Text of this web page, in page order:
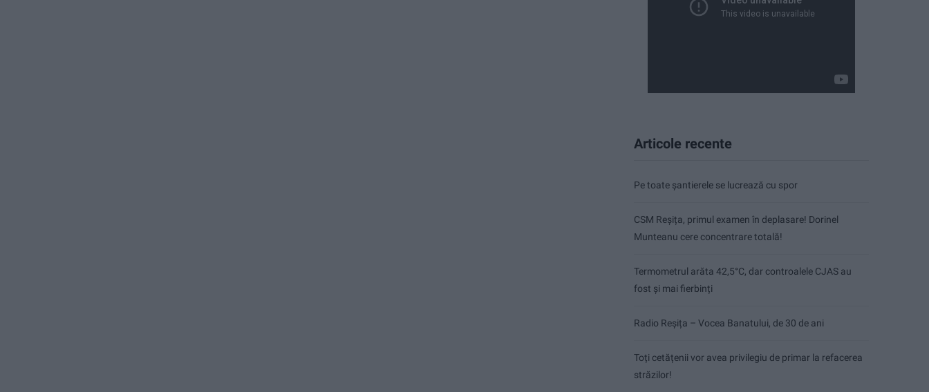
Articole recente
Pe toate șantierele se lucrează cu spor
CSM Reșița, primul examen în deplasare! Dorinel
Munteanu cere concentrare totală!
Termometrul arăta 42,5°C, dar controalele CJAS au
fost și mai fierbinți
Radio Reșița – Vocea Banatului, de 30 de ani
Toți cetățenii vor avea privilegiu de primar la refacerea
străzilor!